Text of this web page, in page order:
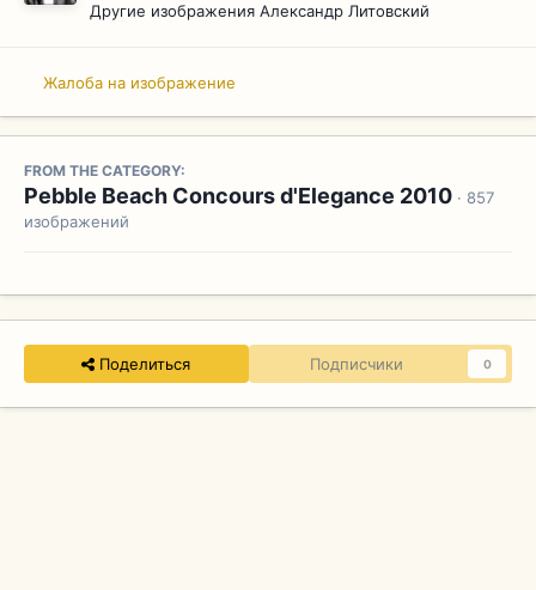
Другие изображения Александр Литовский
Жалоба на изображение
FROM THE CATEGORY:
Pebble Beach Concours d'Elegance 2010 · 857
изображений
Поделиться Подписчики 0